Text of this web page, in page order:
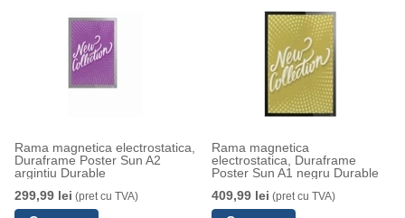
Rama magnetica electrostatica,
Duraframe Poster Sun A2
argintiu Durable
299,99 lei (pret cu TVA)
Rama magnetica
electrostatica, Duraframe
Poster Sun A1 negru Durable
409,99 lei (pret cu TVA)